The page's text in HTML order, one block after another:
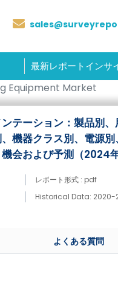
最新レポートインサ
Equipment Market
テーション：製品別
機器クラス別、電源
会および予測（2024
レポート形式 : pdf
Historical Data: 2020-
よくある質問